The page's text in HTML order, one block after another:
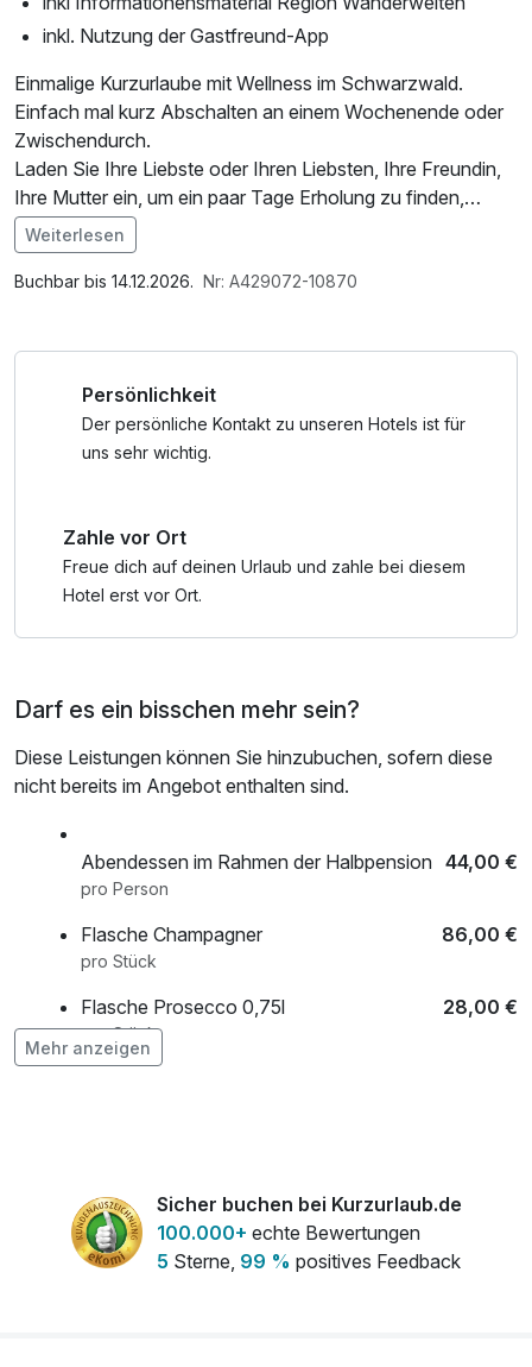
inkl. Nutzung der Gastfreund-App
Einmalige Kurzurlaube mit Wellness im Schwarzwald.
Einfach mal kurz Abschalten an einem Wochenende oder
Zwischendurch.
Laden Sie Ihre Liebste oder Ihren Liebsten, Ihre Freundin,
Ihre Mutter ein, um ein paar Tage Erholung zu finden,
auszuspannen, schlemmen, quatschen....
Im Angebot enthalten
1 x Welcome Drink, 1 Flasche Mineralwasser,
Weiterlesen
Buchbar bis 14.12.2026. Nr: A429072-10870
Persönlichkeit
Der persönliche Kontakt zu unseren Hotels ist für
uns sehr wichtig.
Zahle vor Ort
Freue dich auf deinen Urlaub und zahle bei diesem
Hotel erst vor Ort.
Darf es ein bisschen mehr sein?
Diese Leistungen können Sie hinzubuchen, sofern diese
nicht bereits im Angebot enthalten sind.
Abendessen im Rahmen der Halbpension 44,00 €
pro Person
Flasche Champagner 86,00 €
pro Stück
Flasche Prosecco 0,75l 28,00 €
pro Stück
Late check out
pro Zimmer
Mehr anzeigen
Sicher buchen bei Kurzurlaub.de
100.000+ echte Bewertungen
5 Sterne, 99 % positives Feedback